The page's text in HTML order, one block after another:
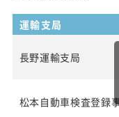
運輸支局
長野運輸支局
松本自動車検査登録